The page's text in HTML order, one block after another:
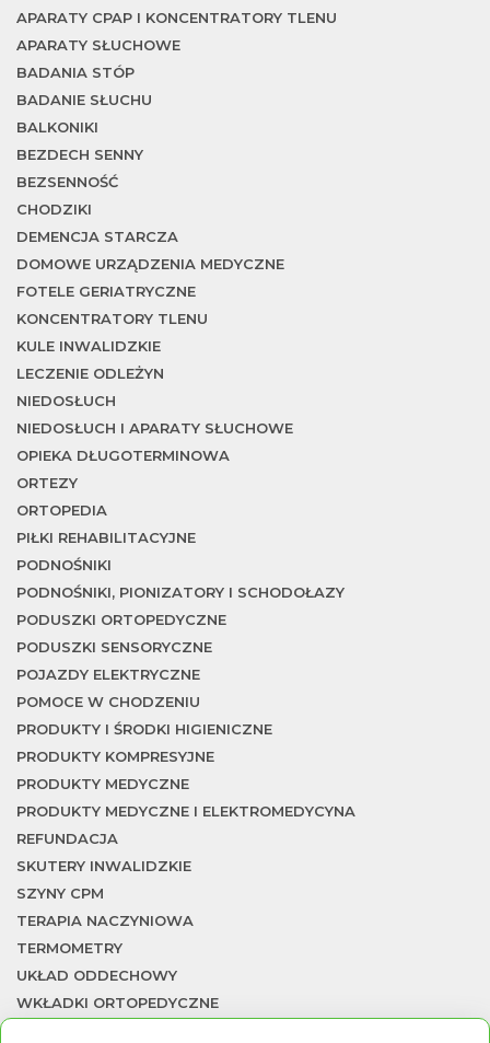
APARATY CPAP I KONCENTRATORY TLENU
APARATY SŁUCHOWE
BADANIA STÓP
BADANIE SŁUCHU
BALKONIKI
BEZDECH SENNY
BEZSENNOŚĆ
CHODZIKI
DEMENCJA STARCZA
DOMOWE URZĄDZENIA MEDYCZNE
FOTELE GERIATRYCZNE
KONCENTRATORY TLENU
KULE INWALIDZKIE
LECZENIE ODLEŻYN
NIEDOSŁUCH
NIEDOSŁUCH I APARATY SŁUCHOWE
OPIEKA DŁUGOTERMINOWA
ORTEZY
ORTOPEDIA
PIŁKI REHABILITACYJNE
PODNOŚNIKI
PODNOŚNIKI, PIONIZATORY I SCHODOŁAZY
PODUSZKI ORTOPEDYCZNE
PODUSZKI SENSORYCZNE
POJAZDY ELEKTRYCZNE
POMOCE W CHODZENIU
PRODUKTY I ŚRODKI HIGIENICZNE
PRODUKTY KOMPRESYJNE
PRODUKTY MEDYCZNE
PRODUKTY MEDYCZNE I ELEKTROMEDYCYNA
REFUNDACJA
SKUTERY INWALIDZKIE
SZYNY CPM
TERAPIA NACZYNIOWA
TERMOMETRY
UKŁAD ODDECHOWY
WKŁADKI ORTOPEDYCZNE